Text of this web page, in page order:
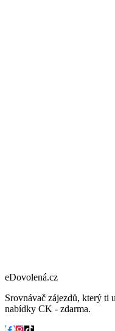
eDovolená.cz
Srovnávač zájezdů, který ti
nabídky CK - zdarma.